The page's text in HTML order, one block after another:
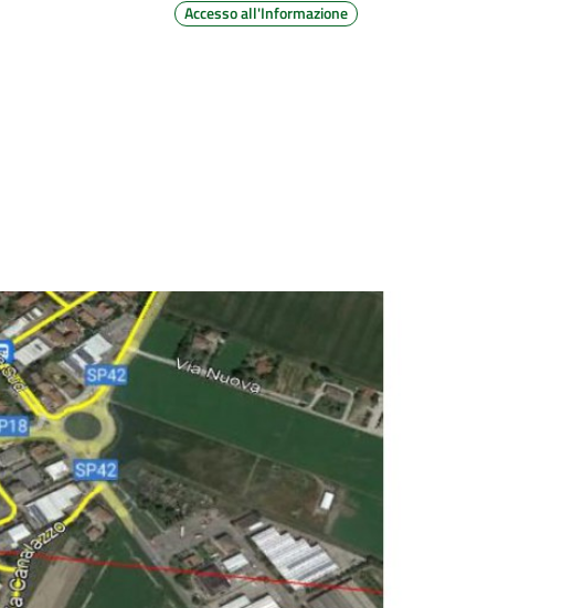
Accesso all'Informazione